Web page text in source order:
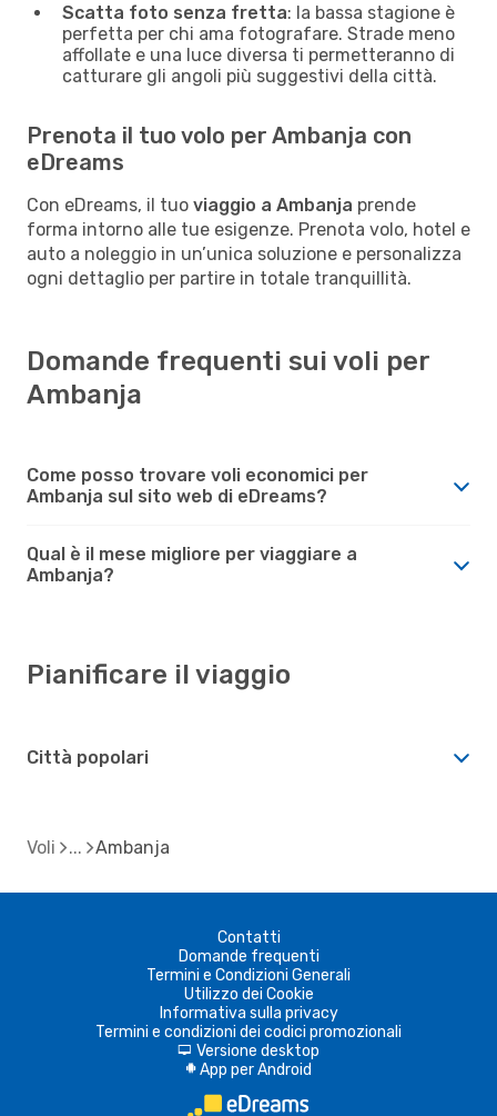
Scatta foto senza fretta: la bassa stagione è
perfetta per chi ama fotografare. Strade meno
affollate e una luce diversa ti permetteranno di
catturare gli angoli più suggestivi della città.
Prenota il tuo volo per Ambanja con
eDreams
Con eDreams, il tuo viaggio a Ambanja prende
forma intorno alle tue esigenze. Prenota volo, hotel e
auto a noleggio in un’unica soluzione e personalizza
ogni dettaglio per partire in totale tranquillità.
Domande frequenti sui voli per
Ambanja
Come posso trovare voli economici per
Ambanja sul sito web di eDreams?
Qual è il mese migliore per viaggiare a
Ambanja?
Pianificare il viaggio
Città popolari
Voli Ambanja
Contatti
Domande frequenti
Termini e Condizioni Generali
Utilizzo dei Cookie
Informativa sulla privacy
Termini e condizioni dei codici promozionali
d Versione desktop
A App per Android